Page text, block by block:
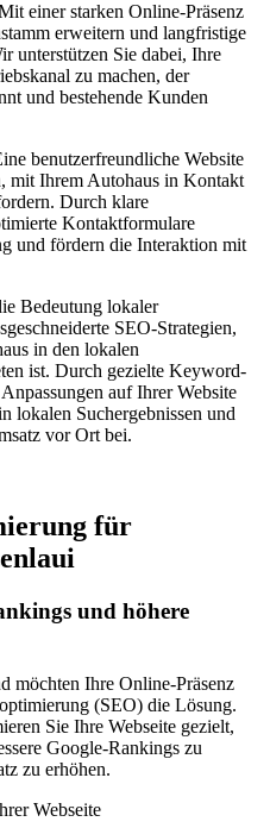
einer starken Online-Präsenz
erweitern und langfristige
unterstützen Sie dabei, Ihre
zu machen, der
und bestehende Kunden
benutzerfreundliche Website
mit Ihrem Autohaus in Kontakt
Durch klare
Kontaktformulare
und fördern die Interaktion mit
Bedeutung lokaler
SEO-Strategien,
in den lokalen
ist. Durch gezielte Keyword-
auf Ihrer Website
lokalen Suchergebnissen und
vor Ort bei.
für
und höhere
möchten Ihre Online-Präsenz
(SEO) die Lösung.
Sie Ihre Webseite gezielt,
Google-Rankings zu
zu erhöhen.
Webseite